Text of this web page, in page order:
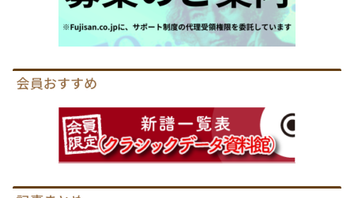
会員おすすめ